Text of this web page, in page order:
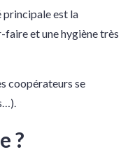
principale est la
et une hygiène très
coopérateurs se
?